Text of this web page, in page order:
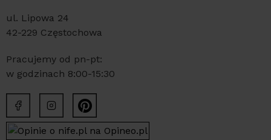
ul. Lipowa 24
42-229 Częstochowa
Pracujemy od pn-pt:
w godzinach 8:00-15:30